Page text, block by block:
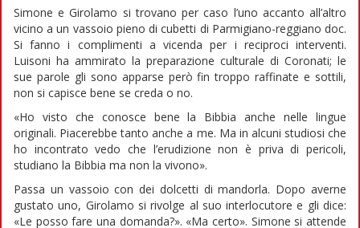
Simone e Girolamo si trovano per caso l’uno accanto all’altro
vicino a un vassoio pieno di cubetti di Parmigiano-reggiano doc.
Si fanno i complimenti a vicenda per i reciproci interventi.
Luisoni ha ammirato la preparazione culturale di Coronati; le
sue parole gli sono apparse però fin troppo raffinate e sottili,
non si capisce bene se creda o no.
«Ho visto che conosce bene la Bibbia anche nelle lingue
originali. Piacerebbe tanto anche a me. Ma in alcuni studiosi che
ho incontrato vedo che l’erudizione non è priva di pericoli,
studiano la Bibbia ma non la vivono».
Passa un vassoio con dei dolcetti di mandorla. Dopo averne
gustato uno, Girolamo si rivolge al suo interlocutore e gli dice:
«Le posso fare una domanda?». «Ma certo». Simone si attende